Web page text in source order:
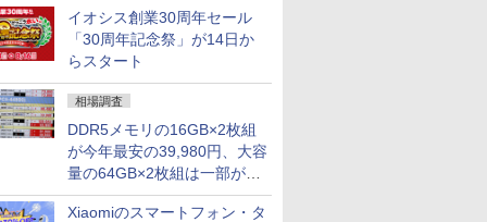
イオシス創業30周年セール
「30周年記念祭」が14日か
らスタート
相場調査
DDR5メモリの16GB×2枚組
が今年最安の39,980円、大容
量の64GB×2枚組は一部が続
騰 [8月前半のメモリ価格]
Xiaomiのスマートフォン・タ